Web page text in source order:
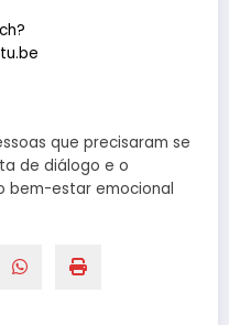
que precisaram se
de diálogo e o
bem-estar emocional